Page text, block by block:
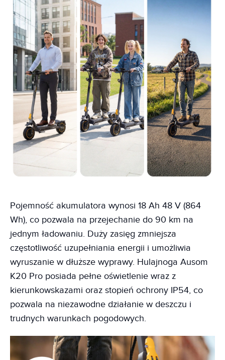
Pojemność akumulatora wynosi 18 Ah 48 V (864
Wh), co pozwala na przejechanie do 90 km na
jednym ładowaniu. Duży zasięg zmniejsza
częstotliwość uzupełniania energii i umożliwia
wyruszanie w dłuższe wyprawy. Hulajnoga Ausom
K20 Pro posiada pełne oświetlenie wraz z
kierunkowskazami oraz stopień ochrony IP54, co
pozwala na niezawodne działanie w deszczu i
trudnych warunkach pogodowych.